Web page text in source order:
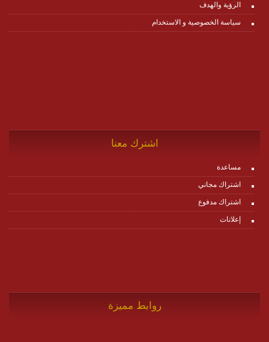
الرؤية والهدف
سياسة الخصوصية و الاستخدام
اشترك معنا
مساعدة
اشتراك مجاني
اشتراك مدفوع
إعلانات
روابط مميزة